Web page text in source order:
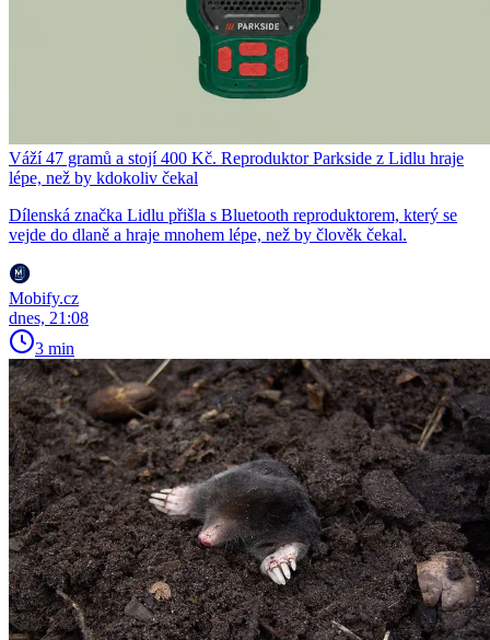
Váží 47 gramů a stojí 400 Kč. Reproduktor Parkside z Lidlu hraje
lépe, než by kdokoliv čekal
Dílenská značka Lidlu přišla s Bluetooth reproduktorem, který se
vejde do dlaně a hraje mnohem lépe, než by člověk čekal.
Mobify.cz
dnes, 21:08
3 min